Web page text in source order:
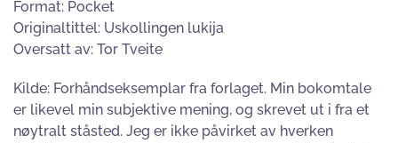
Format: Pocket
Originaltittel: Uskollingen lukija
Oversatt av: Tor Tveite
Kilde: Forhåndseksemplar fra forlaget. Min bokomtale
er likevel min subjektive mening, og skrevet ut i fra et
nøytralt ståsted. Jeg er ikke påvirket av hverken